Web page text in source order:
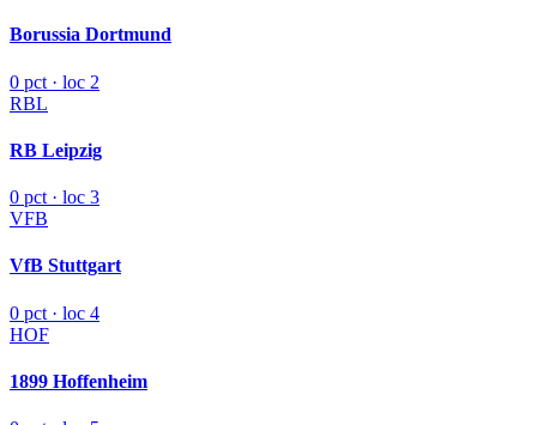
Borussia Dortmund
0 pct · loc 2
RBL
RB Leipzig
0 pct · loc 3
VFB
VfB Stuttgart
0 pct · loc 4
HOF
1899 Hoffenheim